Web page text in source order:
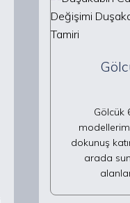
Gölcük
dokunuş
arada